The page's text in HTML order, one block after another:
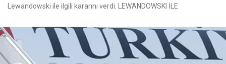
Lewandowski ile ilgili kararını verdi. LEWANDOWSKI İLE